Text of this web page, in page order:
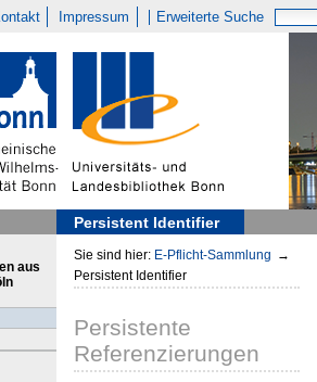
Impressum Erweiterte Suche
Persistent Identifier
aus
Sie sind hier: E-Pflicht-Sammlung →
Persistent Identifier
Persistente
Referenzierungen